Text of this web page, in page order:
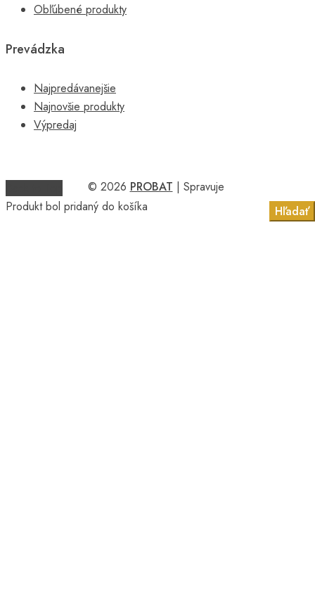
Obľúbené produkty
Prevádzka
Najpredávanejšie
Najnovšie produkty
Výpredaj
© 2026 PROBAT | Spravuje
Produkt bol pridaný do košíka